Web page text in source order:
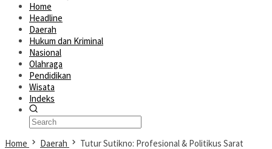
Home
Headline
Daerah
Hukum dan Kriminal
Nasional
Olahraga
Pendidikan
Wisata
Indeks
Home Daerah
Tutur Sutikno: Profesional & Politikus Sarat